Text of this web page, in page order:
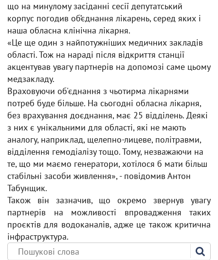
що на минулому засіданні сесії депутатський
корпус погодив об’єднання лікарень, серед яких і
наша обласна клінічна лікарня.
«Це ще один з найпотужніших медичних закладів
області. Тож на нараді після відкриття станції
акцентував увагу партнерів на допомозі саме цьому
медзакладу.
Враховуючи об'єднання з чьотирма лікарнями
потреб буде більше. На сьогодні обласна лікарня,
без врахування доєднання, має 25 відділень. Деякі
з них є унікальними для області, які не мають
аналогу, наприклад, щелепно-лицеве, політравми,
відділення гемодіалізу тощо. Тому, незважаючи на
те, що ми маємо генератори, хотілося б мати більш
стабільні засоби живлення», - повідомив Антон
Табунщик.
Також він зазначив, що окремо звернув увагу
партнерів на можливості впровадження таких
проєктів для водоканалів, адже це також критична
інфраструктура.